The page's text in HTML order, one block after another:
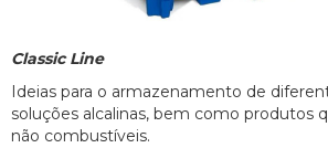
Classic Line
Ideias para o armazenamento de
soluções alcalinas, bem como produtos
não combustíveis.